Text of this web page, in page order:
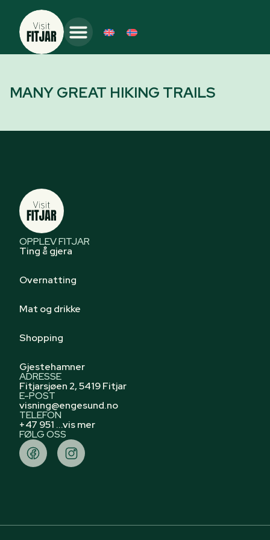
MANY GREAT HIKING TRAILS
OPPLEV FITJAR
Ting å gjera
Overnatting
Mat og drikke
Shopping
Gjestehamner
ADRESSE
Fitjarsjøen 2, 5419 Fitjar
E-POST
visning@engesund.no
TELEFON
+47 951 ...vis mer
FØLG OSS